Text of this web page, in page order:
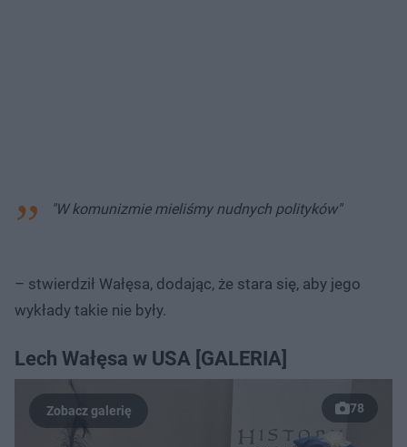
"W komunizmie mieliśmy nudnych polityków"
– stwierdził Wałęsa, dodając, że stara się, aby jego
wykłady takie nie były.
Lech Wałęsa w USA [GALERIA]
78